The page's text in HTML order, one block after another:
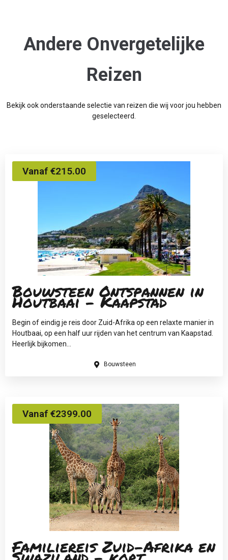
Andere Onvergetelijke
Reizen
Bekijk ook onderstaande selectie van reizen die wij voor jou hebben
geselecteerd.
Bouwsteen Ontspannen in
Houtbaai - Kaapstad
Begin of eindig je reis door Zuid-Afrika op een relaxte manier in
Houtbaai, op een half uur rijden van het centrum van Kaapstad.
Heerlijk bijkomen...
Vanaf €215.00
Bouwsteen
Familiereis Zuid-Afrika en
Vanaf €2399.00